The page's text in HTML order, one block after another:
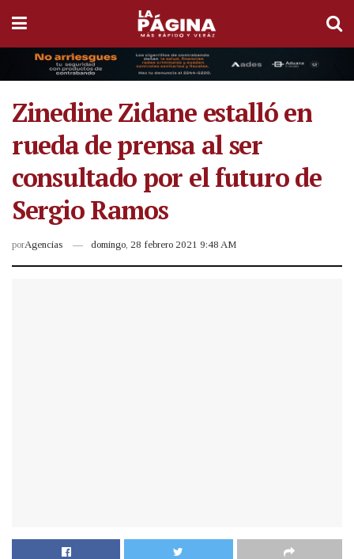
Zinedine Zidane estalló en
rueda de prensa al ser
consultado por el futuro de
Sergio Ramos
porAgencias domingo, 28 febrero 2021 9:48 AM